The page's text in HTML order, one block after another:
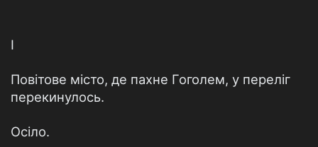
І
Повітове місто, де пахне Гоголем, у переліг
перекинулось.
Осіло.